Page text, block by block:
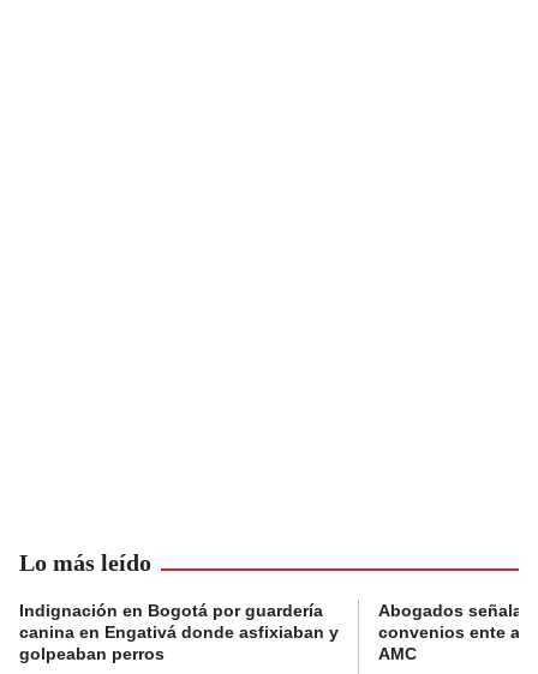
Lo más leído
Indignación en Bogotá por guardería
canina en Engativá donde asfixiaban y
golpeaban perros
Abogados
convenios ente
AMC